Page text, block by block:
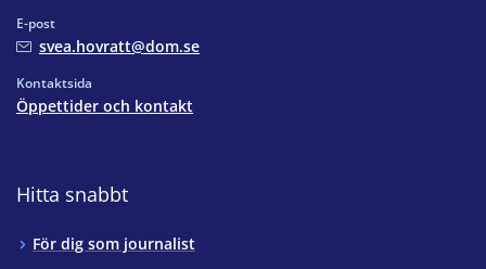
E-post
svea.hovratt@dom.se
Kontaktsida
Öppettider och kontakt
Hitta snabbt
För dig som journalist